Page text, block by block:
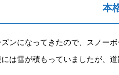
本
ンになってきたので、スノー
は雪が積もっていましたが、